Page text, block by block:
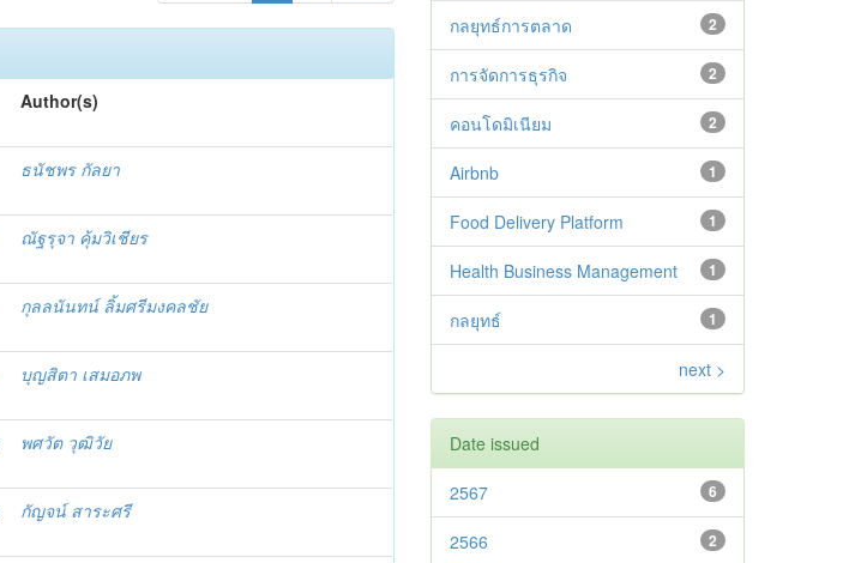
Author(s)
ธนัชพร กัลยา
ณัฐรุจา คุ้มวิเชียร
กุลลนันทน์ ลิ้มศรีมงคลชัย
บุญสิตา เสมอภพ
พศวัต วุฒิวัย
กัญจน์ สาระศรี
2
กลยุทธ์การตลาด
2
การจัดการธุรกิจ
2
คอนโดมิเนียม
1
Airbnb
1
Food Delivery Platform
1
Health Business Management
1
กลยุทธ์
next >
Date issued
6
2567
2
2566